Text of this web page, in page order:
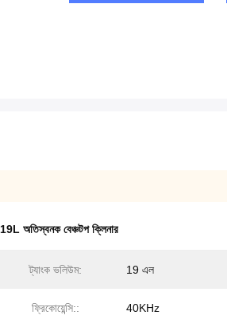
19L অতিস্বনক বেঞ্চটপ ক্লিনার
ট্যাংক ভলিউম: 19 এল
ফ্রিকোয়েন্সি:: 40KHz